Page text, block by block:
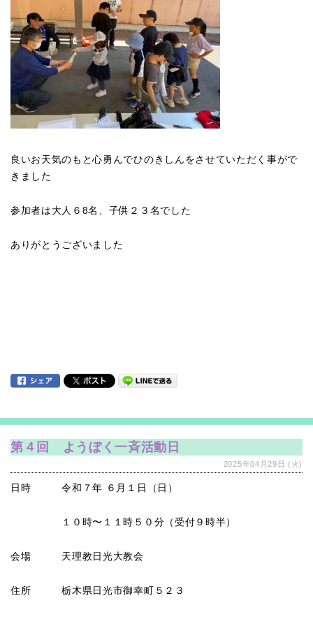
良いお天気のもと心勇んでひのきしんをさせていただく事がで
きました
参加者は大人６8名、子供２３名でした
ありがとうございました
第４回 ようぼく一斉活動日
2025年04月29日 (火)
日時 令和７年 ６月１日（日）
１０時〜１１時５０分（受付９時半）
会場 天理教日光大教会
住所 栃木県日光市御幸町５２３